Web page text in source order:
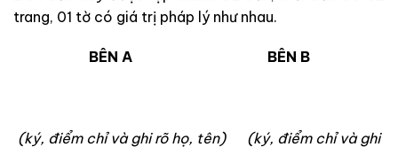
trang, 01 tờ có giá trị pháp lý như nhau.
BÊN A BÊN B
(ký, điểm chỉ và ghi rõ họ, tên)
(ký, điểm chỉ và ghi